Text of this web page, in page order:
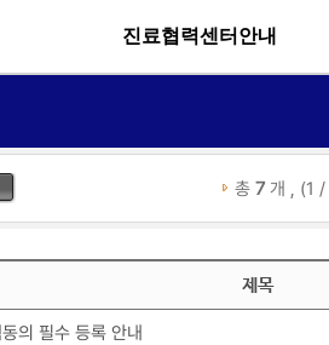
진료협력센터안내
총 7개 , (1 /
제목
의 필수 등록 안내